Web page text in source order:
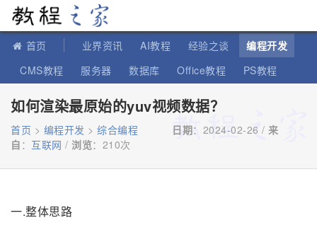
首页 业界资讯 AI教程 经验之谈
编程开发
CMS教程
服务器 数据库 Office教程
PS教程
如何渲染最原始的yuv视频数据？
首页 > 编程开发 > 综合编程 日期：2024-02-26 / 来
自 ： 互联网 / 浏览： 210次
一.整体思路